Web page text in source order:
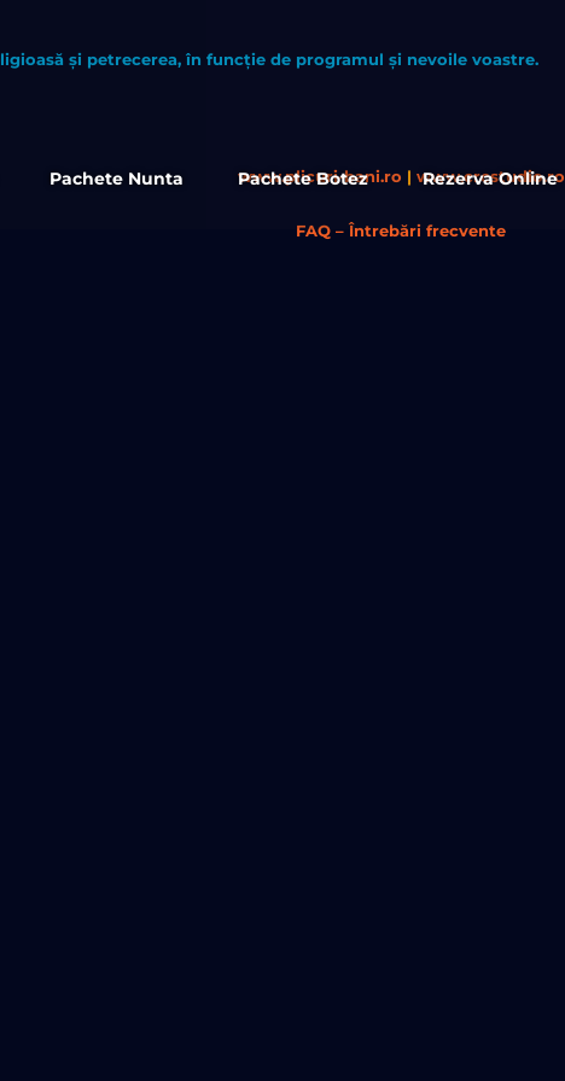
Pachete Nunta Pachete Botez Rezerva Online
și petrecerea, în funcție de programul și nevoile voastre.
www.plicuri-bani.ro | www.crcstudio.ro
FAQ – Întrebări frecvente